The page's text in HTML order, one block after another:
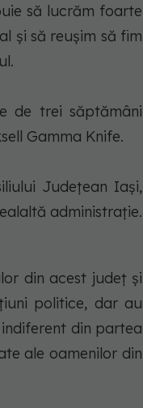
să lucrăm foarte
şi să reuşim să fim
de trei săptămâni
Gamma Knife.
Judeţean Iaşi,
administraţie.
din acest judeţ şi
politice, dar au
din partea
ale oamenilor din